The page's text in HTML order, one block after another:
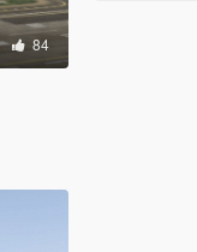
84